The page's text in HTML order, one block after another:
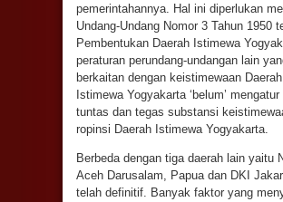
pemerintahannya. Hal ini diperlukan
Undang-Undang Nomor 3 Tahun 1950
Pembentukan Daerah Istimewa
peraturan perundang-undangan lain
berkaitan dengan keistimewaan Daerah
Istimewa Yogyakarta ‘belum’
tuntas dan tegas substansi
ropinsi Daerah Istimewa Yogyakarta.
Berbeda dengan tiga daerah lain yaitu
Aceh Darusalam, Papua dan DKI
telah definitif. Banyak faktor yang